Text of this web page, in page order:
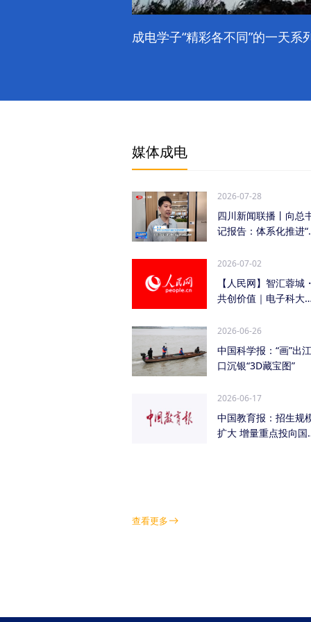
成电学子“精彩各不同”的一天系
媒体成电
2026-07-28
四川新闻联播丨向总
记报告：体系化推进“
2026-07-02
【人民网】智汇蓉城
共创价值｜电子科大
2026-06-26
中国科学报：“画”出江
口沉银“3D藏宝图”
2026-06-17
中国教育报：招生规
扩大 增量重点投向国
查看更多